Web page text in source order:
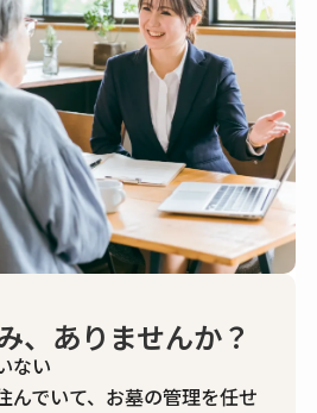
、ありませんか？
ない
んでいて、お墓の管理を任せ